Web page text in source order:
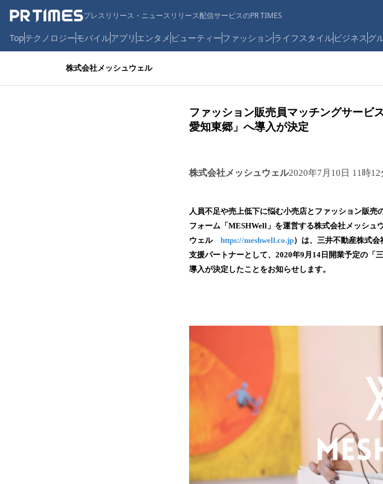
プレスリリース・ニュースリリース配信サービスのPR TIMES
Topテクノロジーモバイルアプリ エンタメ ビューティーファッションライフスタイルビジネス グ
株式会社メッシュウェル
ファッション販売員マッチングサービ
愛知東郷」へ導入が決定
株式会社メッシュウェル2020年7月10日 11時12
人員不足や売上低下に悩む小売店とファッション販
フォーム「MESHWell」を運営する株式会社メッシュ
ウェル https://meshwell.co.jp）は、三井不動産株式
支援パートナーとして、2020年9月14日開業予定の
導入が決定したことをお知らせします。